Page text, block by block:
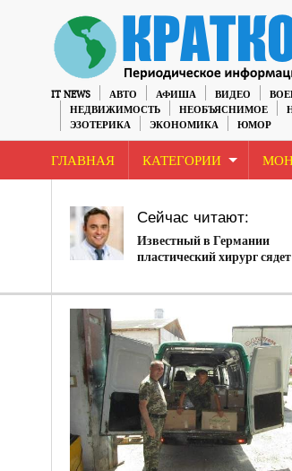
IT NEWS АВТО АФИША ВИДЕО
НЕДВИЖИМОСТЬ
НЕОБЪЯСНИМОЕ
ЭЗОТЕРИКА
ЭКОНОМИКА ЮМОР
ГЛАВНАЯ КАТЕГОРИИ
Сейчас читают:
Известный в Германии
пластический хирург сядет